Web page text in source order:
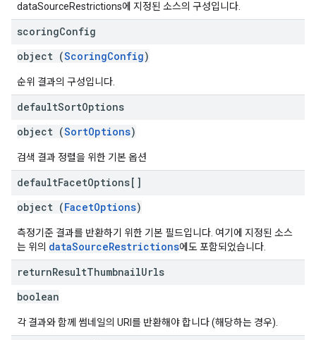
dataSourceRestrictions에 지정된 소스의 구성입니다.
scoringConfig
object (ScoringConfig)
순위 결과의 구성입니다.
defaultSortOptions
object (SortOptions)
검색 결과 정렬을 위한 기본 옵션
defaultFacetOptions[]
object (FacetOptions)
측정기준 결과를 반환하기 위한 기본 필드입니다. 여기에 지정된 소스
는 위의 dataSourceRestrictions에도 포함되었습니다.
returnResultThumbnailUrls
boolean
각 결과와 함께 썸네일의 URI를 반환해야 합니다 (해당하는 경우).